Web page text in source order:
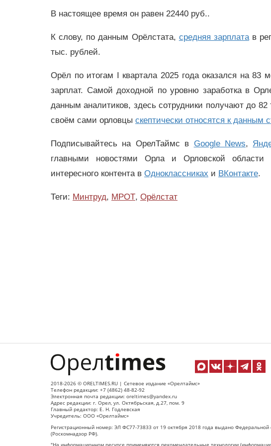
В настоящее время он равен 22440 руб..
К слову, по данным Орёлстата, средняя зарплатав
тыс. рублей.
Орёл по итогам I квартала 2025 года оказался на 83
зарплат. Самой доходной по уровню заработка в
данным аналитиков, здесь сотрудники получают до
своём сами орловцы скептически относятся к данным
Подписывайтесь на ОрелТаймс в Google News,
главными новостями Орла и Орловской
интересного контента в Одноклассниках и ВКонтакте.
Теги: Минтруд, МРОТ, Орёлстат
2018-2026 © ORELTIMES.RU | Сетевое издание «Орелтаймс»
Телефон редакции: +7 (4862) 48-82-92
Электронная почта редакции: oreltimes@yandex.ru
Адрес редакции: г. Орел, ул. Октябрьская, д.27, пом. 9
Главный редактор: Е. Н. Годлевская
Учредитель: ООО «Орелтаймс»
Регистрационный номер: ЭЛ ФС77-73833 от 19 октября 2018 года выдано
(Роскомнадзор РФ).